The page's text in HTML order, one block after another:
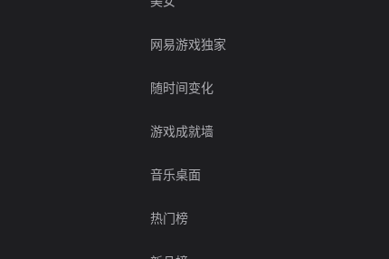
网易游戏独家
随时间变化
游戏成就墙
音乐桌面
热门榜